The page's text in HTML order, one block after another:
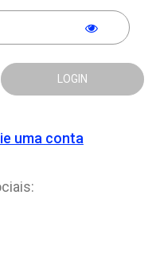
LOGIN
uma conta